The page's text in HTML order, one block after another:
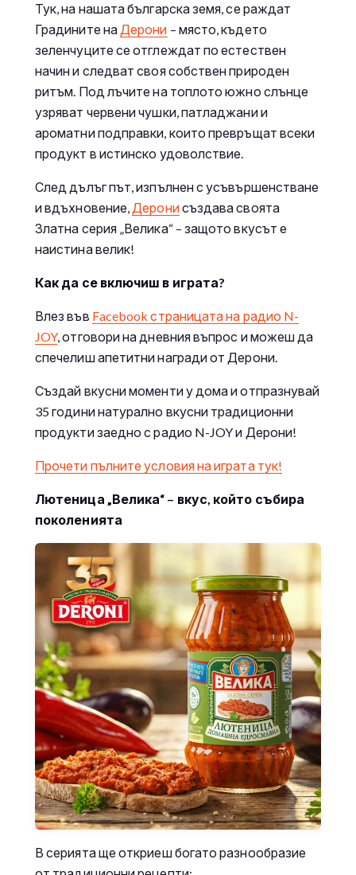
Тук, на нашата българска земя, се раждат
Градините на Дерони – място, където
зеленчуците се отглеждат по естествен
начин и следват своя собствен природен
ритъм. Под лъчите на топлото южно слънце
узряват червени чушки, патладжани и
ароматни подправки, които превръщат всеки
продукт в истинско удоволствие.
След дълъг път, изпълнен с усъвършенстване
и вдъхновение, Деронисъздава своята
Златна серия „Велика“ – защото вкусът е
наистина велик!
Как да се включиш в играта?
Влез във Facebook страницата на радио N-
JOY, отговори на дневния въпрос и можеш да
спечелиш апетитни награди от Дерони.
Създай вкусни моменти у дома и отпразнувай
35 години натурално вкусни традиционни
продукти заедно с радио N-JOY и Дерони!
Прочети пълните условия на играта тук!
Лютеница „Велика“ – вкус, който събира
поколенията
В серията ще откриеш богато разнообразие